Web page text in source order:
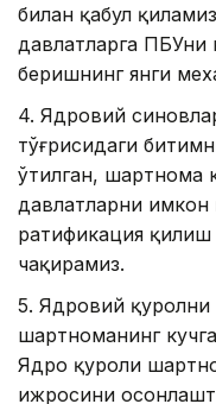
билан қабул
давлатларга ПБУни
беришнинг янги
4. Ядровий
тўғрисидаги
ўтилган, шартнома
давлатларни
ратификация
чақирамиз.
5. Ядровий қуролни
шартноманинг
Ядро қуроли
ижросини